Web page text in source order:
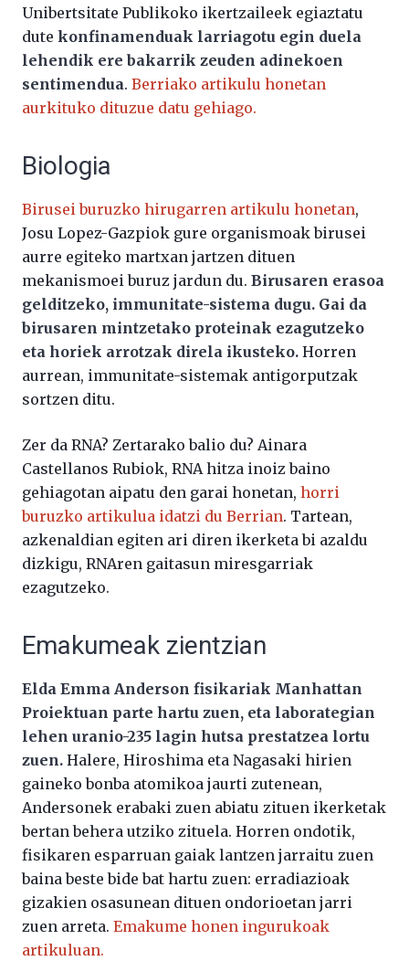
Unibertsitate Publikoko ikertzaileek egiaztatu
dute konfinamenduak larriagotu egin duela
lehendik ere bakarrik zeuden adinekoen
sentimendua. Berriako artikulu honetan
aurkituko dituzue datu gehiago.
Biologia
Birusei buruzko hirugarren artikulu honetan,
Josu Lopez-Gazpiok gure organismoak birusei
aurre egiteko martxan jartzen dituen
mekanismoei buruz jardun du. Birusaren erasoa
gelditzeko, immunitate-sistema dugu. Gai da
birusaren mintzetako proteinak ezagutzeko
eta horiek arrotzak direla ikusteko. Horren
aurrean, immunitate-sistemak antigorputzak
sortzen ditu.
Zer da RNA? Zertarako balio du? Ainara
Castellanos Rubiok, RNA hitza inoiz baino
gehiagotan aipatu den garai honetan, horri
buruzko artikulua idatzi du Berrian. Tartean,
azkenaldian egiten ari diren ikerketa bi azaldu
dizkigu, RNAren gaitasun miresgarriak
ezagutzeko.
Emakumeak zientzian
Elda Emma Anderson fisikariak Manhattan
Proiektuan parte hartu zuen, eta laborategian
lehen uranio-235 lagin hutsa prestatzea lortu
zuen. Halere, Hiroshima eta Nagasaki hirien
gaineko bonba atomikoa jaurti zutenean,
Andersonek erabaki zuen abiatu zituen ikerketak
bertan behera utziko zituela. Horren ondotik,
fisikaren esparruan gaiak lantzen jarraitu zuen
baina beste bide bat hartu zuen: erradiazioak
gizakien osasunean dituen ondorioetan jarri
zuen arreta. Emakume honen ingurukoak
artikuluan.